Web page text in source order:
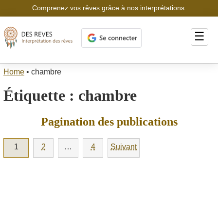
Comprenez vos rêves grâce à nos interprétations.
☰
Home • chambre
Étiquette : chambre
Pagination des publications
1 2 … 4 Suivant